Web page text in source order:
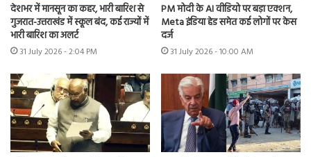
देशभर में मानसून का कहर, भारी बारिश से
गुजरात-उत्तराखंड में स्कूल बंद, कई राज्यों में
भारी बारिश का अलर्ट
31 July 2026 - 2:04 PM
PM मोदी के AI वीडियो पर बड़ा एक्शन,
Meta इंडिया हेड समेत कई लोगों पर केस
दर्ज
31 July 2026 - 10:00 AM